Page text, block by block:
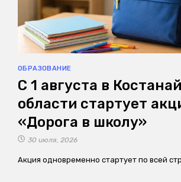
ОБРАЗОВАНИЕ
С 1 августа в
области стартует
«Дорога в школу»
30 июля, 2026
Акция одновременно стартует по всей